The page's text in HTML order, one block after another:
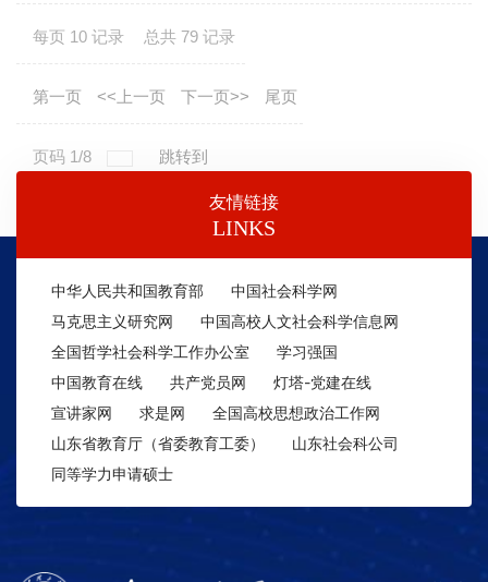
每页 10 记录 总共 79 记录
第一页 <<上一页 下一页>> 尾页
页码 1/8 跳转到
友情链接
LINKS
中华人民共和国教育部
中国社会科学网
马克思主义研究网
中国高校人文社会科学信息网
全国哲学社会科学工作办公室
学习强国
中国教育在线
共产党员网
灯塔-党建在线
宣讲家网
求是网
全国高校思想政治工作网
山东省教育厅（省委教育工委）
山东社会科公司
同等学力申请硕士